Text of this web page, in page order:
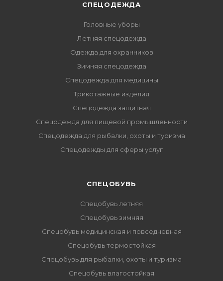
СПЕЦОДЕЖДА
Головные уборы
Летняя спецодежда
Одежда для охранников
Зимняя спецодежда
Спецодежда для медицины
Трикотажные изделия
Спецодежда защитная
Спецодежда для пищевой промышленности
Спецодежда для рыбалки, охоты и туризма
Спецодежды для сферы услуг
CПЕЦОБУВЬ
Спецобувь летняя
Спецобувь зимняя
Спецобувь медицинская и повседневная
Спецобувь термостойкая
Спецобувь для рыбалки, охоты и туризма
Спецобувь влагостойкая